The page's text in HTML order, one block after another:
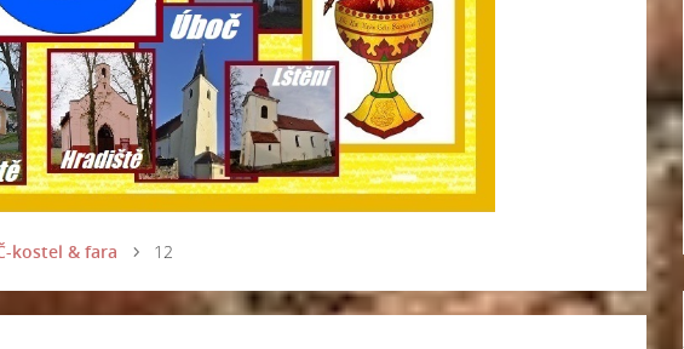
kostel & fara 12